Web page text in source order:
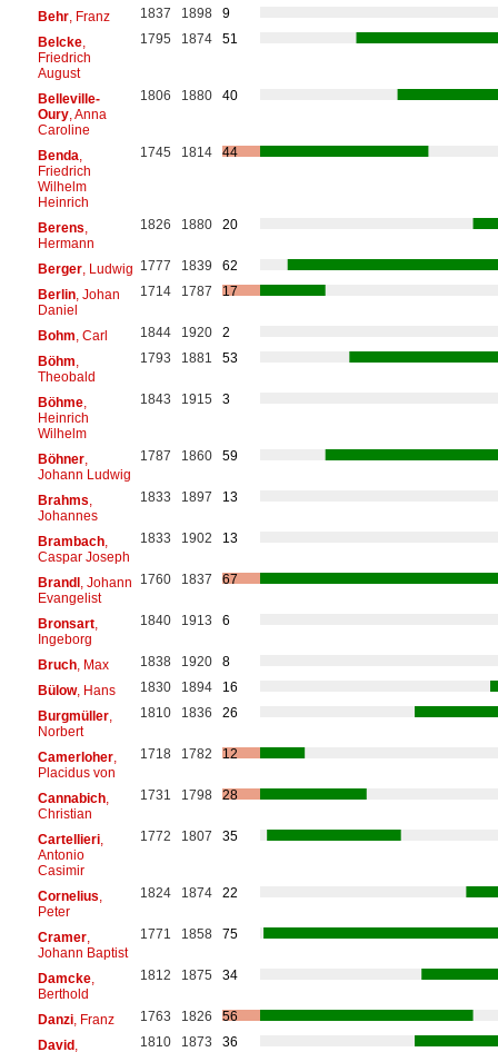
Behr, Franz 1837 1898
9
Belcke,
Friedrich
August
1795 1874 51
Belleville-
Oury, Anna
Caroline
1806 1880 40
Benda
Friedrich
Wilhelm
Heinrich
1745 1814 44
Berens
Hermann
1826 1880 20
Berger, Ludwig 1777 1839
62
Berlin, Johan
Daniel
1714 1787 17
Bohm , Carl 1844 1920
2
Böhm
Theobald
1793 1881 53
Böhme,
Heinrich
Wilhelm
1843 1915 3
Böhner,
Johann Ludwig
1787 1860 59
Brahms
Johannes
1833 1897 13
Brambach,
Caspar Joseph
1833 1902 13
Brandl, Johann
Evangelist
1760 1837 67
Bronsart,
Ingeborg
1840 1913 6
Bruch, Max 1838 1920
8
Bülow, Hans 1830 1894
16
Burgmüller,
Norbert
1810 1836 26
Camerloher,
Placidus von
1718 1782 12
Cannabich,
Christian
1731 1798 28
Cartellieri,
Antonio
Casimir
1772 1807 35
Cornelius
Peter
1824 1874 22
Cramer,
Johann Baptist
1771 1858 75
Damcke,
Berthold
1812 1875 34
Danzi, Franz 1763 1826
56
David,
1810 1873 36